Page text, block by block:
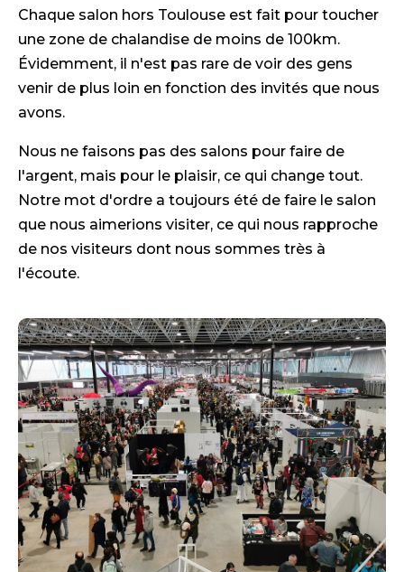
Chaque salon hors Toulouse est fait pour toucher
une zone de chalandise de moins de 100km.
Évidemment, il n'est pas rare de voir des gens
venir de plus loin en fonction des invités que nous
avons.
Nous ne faisons pas des salons pour faire de
l'argent, mais pour le plaisir, ce qui change tout.
Notre mot d'ordre a toujours été de faire le salon
que nous aimerions visiter, ce qui nous rapproche
de nos visiteurs dont nous sommes très à
l'écoute.